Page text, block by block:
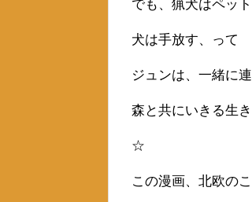
でも、猟犬はペッ
犬は手放す、って
ジュンは、一緒に
森と共にいきる生
☆
この漫画、北欧の